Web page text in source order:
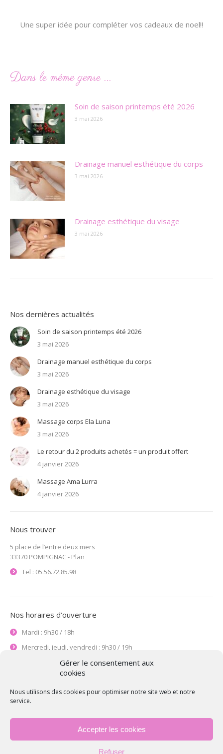
Gérer le consentement aux
cookies
Nous utilisons des cookies pour optimiser notre site web et notre
service.
Accepter les cookies
Refuser
Une super idée pour compléter vos cadeaux de noel!!
Dans le même genre ...
Soin de saison printemps été 2026
3 mai 2026
Drainage manuel esthétique du corps
3 mai 2026
Drainage esthétique du visage
3 mai 2026
Nos dernières actualités
Soin de saison printemps été 2026
3 mai 2026
Drainage manuel esthétique du corps
3 mai 2026
Drainage esthétique du visage
3 mai 2026
Massage corps Ela Luna
3 mai 2026
Le retour du 2 produits achetés = un produit offert
4 janvier 2026
Massage Ama Lurra
4 janvier 2026
Nous trouver
5 place de l’entre deux mers
33370 POMPIGNAC - Plan
Tel : 05.56.72.85.98
Nos horaires d’ouverture
Mardi : 9h30 / 18h
Mercredi, jeudi, vendredi : 9h30 / 19h
Le samedi : 9h / 17h30
mieux être à votre écoute.